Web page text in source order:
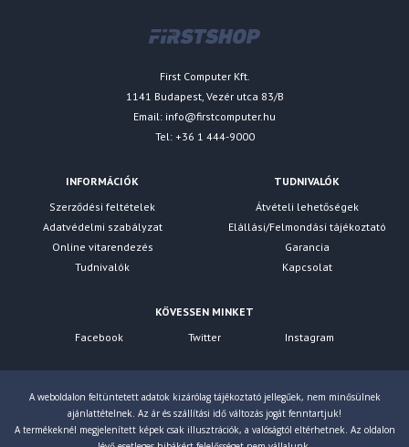
First Computer Kft.
1141 Budapest, Vezér utca 83/B
Email: info@firstcomputer.hu
Tel: +36 1 444-9000
INFORMÁCIÓK
Szerződési feltételek
Adatvédelmi szabályzat
Online vitarendezés
Tudnivalók
TUDNIVALÓK
Átvételi lehetőségek
Elállási/Felmondási tájékoztató
Garancia
Kapcsolat
KÖVESSEN MINKET
Facebook
Twitter Instagram
A weboldalon feltüntetett adatok kizárólag tájékoztató jellegűek, nem minősülnek
ajánlattételnek. Az ár és szállítási idő változás jogát fenntartjuk!
A termékeknél megjelenített képek csak illusztrációk, a valóságtól eltérhetnek. Az oldalon